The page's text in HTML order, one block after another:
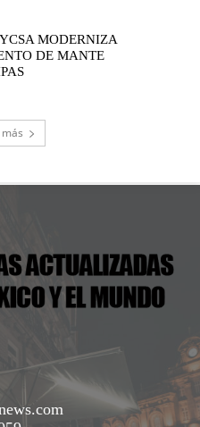
MODERNIZA
DE MANTE